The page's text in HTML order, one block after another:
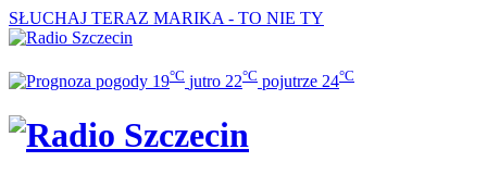
SŁUCHAJ TERAZ MARIKA - TO NIE TY
19°C jutro 22°C pojutrze 24°C